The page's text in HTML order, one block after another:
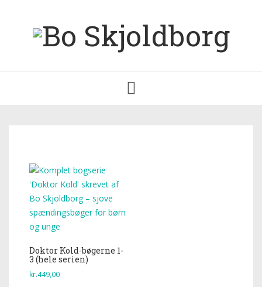
navigation
Doktor Kold-bøgerne 1-
3 (hele serien)
kr.449,00